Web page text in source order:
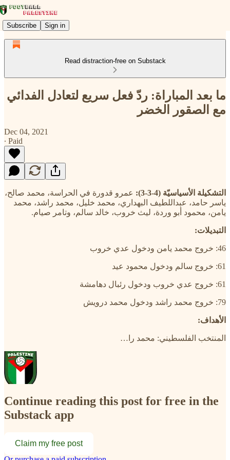
Subscribe Sign in
Read distraction-free on Substack
ما بعد المباراة: ردّ فعل سريع لتعادل الفدائي
مع الصقور الخضر
Dec 04, 2021
∙ Paid
التشكيلة الأسياسيّة (4-3-3):
عمرو قدورة في الحراسة، محمد صالح،
ياسر حامد، عبداللطيف البهداري، محمد خليل، محمد راشد، محمد
يامن، محمود أبو وردة، ليث خروب، خالد سالم، وتامر صيام.
التبديلات:
46: خروج محمد يامن ودخول عدي خروب
61: خروج سالم ودخول محمود عيد
61: خروج عدي خروب ودخول رئبال دهامشة
79: خروج محمد راشد ودخول محمد درويش
الأهداف:
المنتخب الفلسطيني: محمد را…
Continue reading this post for free in the
Substack app
Claim my free post